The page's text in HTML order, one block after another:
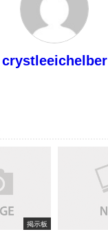
crystleeichelber
掲示板